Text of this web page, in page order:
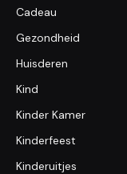
Cadeau
Gezondheid
Huisderen
Kind
Kinder Kamer
Kinderfeest
Kinderuitjes